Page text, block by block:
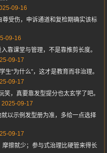
09-16
受伤，申诉通道和复检期确实该标
09-16
靠课堂与管理，不是靠推剪长度。
09-17
生“为什么”，这才是教育而非治理。
09-17
笑，真要靠发型提分也太玄学了吧。
2025-09-17
以示例发型册为准，多给一点选择
09-17
擦就少；参与式治理比硬管来得长